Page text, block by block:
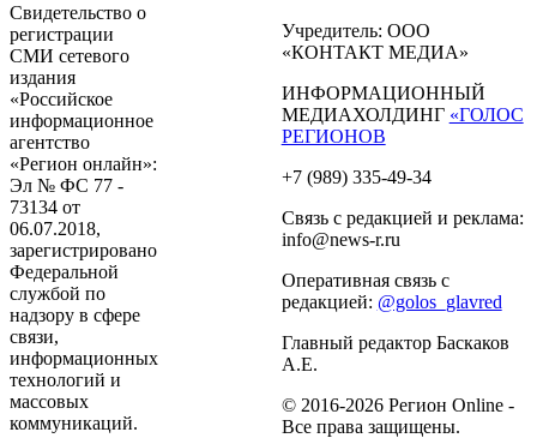
Свидетельство о
регистрации
СМИ сетевого
издания
«Российское
информационное
агентство
«Регион онлайн»:
Эл № ФС 77 -
73134 от
06.07.2018,
зарегистрировано
Федеральной
службой по
надзору в сфере
связи,
информационных
технологий и
массовых
коммуникаций.
Учредитель: ООО
«КОНТАКТ МЕДИА»
ИНФОРМАЦИОННЫЙ
МЕДИАХОЛДИНГ «ГОЛОС
РЕГИОНОВ
+7 (989) 335-49-34
Связь с редакцией и реклама:
info@news-r.ru
Оперативная связь с
редакцией: @golos_glavred
Главный редактор Баскаков
А.Е.
© 2016-2026 Регион Online -
Все права защищены.